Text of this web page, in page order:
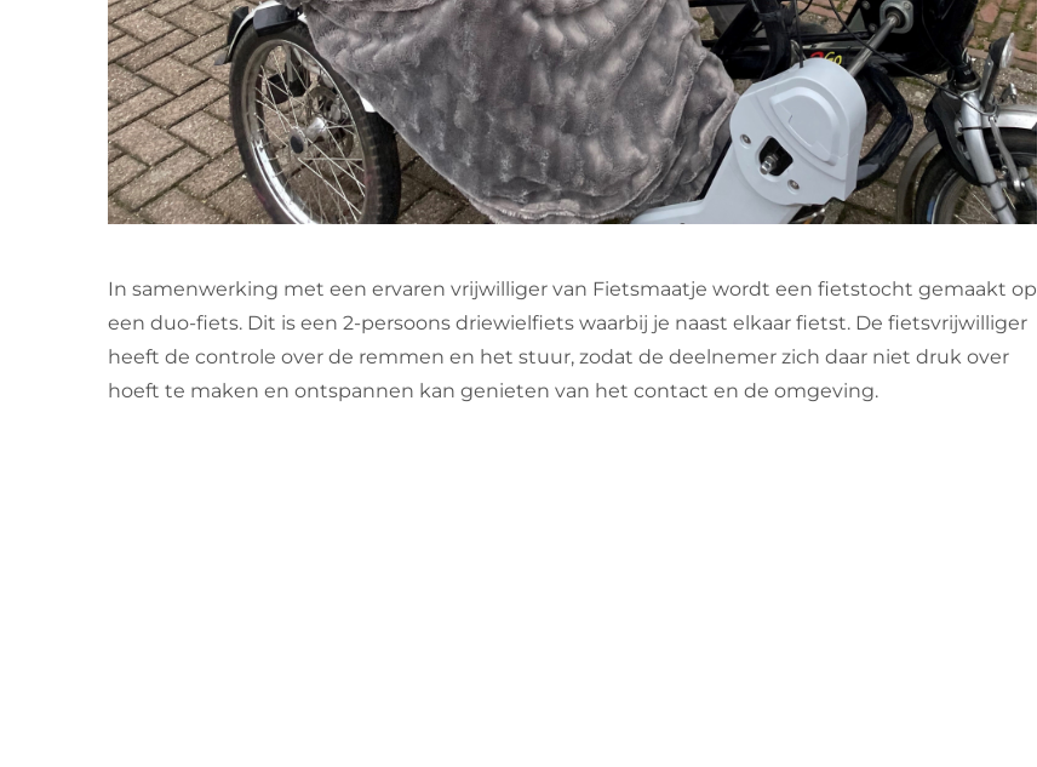
In samenwerking met een ervaren vrijwilliger van Fietsmaatje wordt een fietstocht gemaakt op
een duo-fiets. Dit is een 2-persoons driewielfiets waarbij je naast elkaar fietst. De fietsvrijwilliger
heeft de controle over de remmen en het stuur, zodat de deelnemer zich daar niet druk over
hoeft te maken en ontspannen kan genieten van het contact en de omgeving.